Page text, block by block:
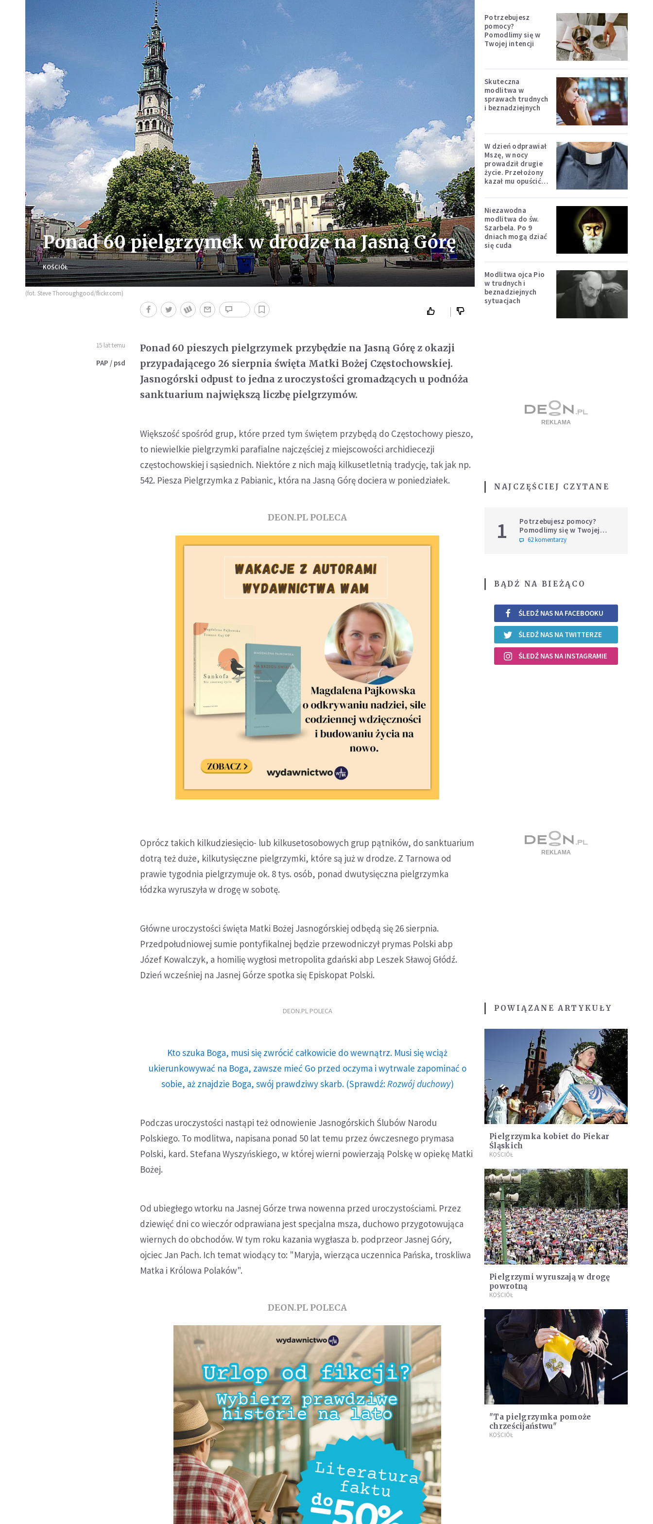
Ponad 60 pielgrzymek w drodze na Jasną Górę
KOŚCIÓŁ
(fot. Steve Thoroughgood/flickr.com)
15 lat temu
PAP / psd
Ponad 60 pieszych pielgrzymek przybędzie na Jasną Górę z okazji
przypadającego 26 sierpnia święta Matki Bożej Częstochowskiej.
Jasnogórski odpust to jedna z uroczystości gromadzących u podnóża
sanktuarium największą liczbę pielgrzymów.
Większość spośród grup, które przed tym świętem przybędą do Częstochowy pieszo,
to niewielkie pielgrzymki parafialne najczęściej z miejscowości archidiecezji
częstochowskiej i sąsiednich. Niektóre z nich mają kilkusetletnią tradycję, tak jak np.
542. Piesza Pielgrzymka z Pabianic, która na Jasną Górę dociera w poniedziałek.
DEON.PL POLECA
Oprócz takich kilkudziesięcio- lub kilkusetosobowych grup pątników, do sanktuarium
dotrą też duże, kilkutysięczne pielgrzymki, które są już w drodze. Z Tarnowa od
prawie tygodnia pielgrzymuje ok. 8 tys. osób, ponad dwutysięczna pielgrzymka
łódzka wyruszyła w drogę w sobotę.
Główne uroczystości święta Matki Bożej Jasnogórskiej odbędą się 26 sierpnia.
Przedpołudniowej sumie pontyfikalnej będzie przewodniczył prymas Polski abp
Józef Kowalczyk, a homilię wygłosi metropolita gdański abp Leszek Sławoj Głódź.
Dzień wcześniej na Jasnej Górze spotka się Episkopat Polski.
DEON.PL POLECA
Kto szuka Boga, musi się zwrócić całkowicie do wewnątrz. Musi się wciąż
ukierunkowywać na Boga, zawsze mieć Go przed oczyma i wytrwale zapominać o
sobie, aż znajdzie Boga, swój prawdziwy skarb. (Sprawdź: Rozwój duchowy)
Podczas uroczystości nastąpi też odnowienie Jasnogórskich Ślubów Narodu
Polskiego. To modlitwa, napisana ponad 50 lat temu przez ówczesnego prymasa
Polski, kard. Stefana Wyszyńskiego, w której wierni powierzają Polskę w opiekę Matki
Bożej.
Od ubiegłego wtorku na Jasnej Górze trwa nowenna przed uroczystościami. Przez
dziewięć dni co wieczór odprawiana jest specjalna msza, duchowo przygotowująca
wiernych do obchodów. W tym roku kazania wygłasza b. podprzeor Jasnej Góry,
ojciec Jan Pach. Ich temat wiodący to: "Maryja, wierząca uczennica Pańska, troskliwa
Matka i Królowa Polaków".
DEON.PL POLECA
Potrzebujesz
pomocy?
Pomodlimy się w
Twojej intencji
Skuteczna
modlitwa w
sprawach trudnych
i beznadziejnych
W dzień odprawiał
Mszę, w nocy
prowadził drugie
życie. Przełożony
kazał mu opuścić
Niezawodna
modlitwa do św.
Szarbela. Po 9
dniach mogą dziać
się cuda
Modlitwa ojca Pio
w trudnych i
beznadziejnych
sytuacjach
NAJCZĘŚCIEJ CZYTANE
1
Potrzebujesz pomocy?
Pomodlimy się w Twojej
intencji
62 komentarzy
BĄDŹ NA BIEŻĄCO
ŚLEDŹ NAS NA FACEBOOKU
ŚLEDŹ NAS NA TWITTERZE
ŚLEDŹ NAS NA INSTAGRAMIE
POWIĄZANE ARTYKUŁY
Pielgrzymka kobiet do Piekar
Śląskich
KOŚCIÓŁ
Pielgrzymi wyruszają w drogę
powrotną
KOŚCIÓŁ
"Ta pielgrzymka pomoże
chrześcijaństwu"
KOŚCIÓŁ